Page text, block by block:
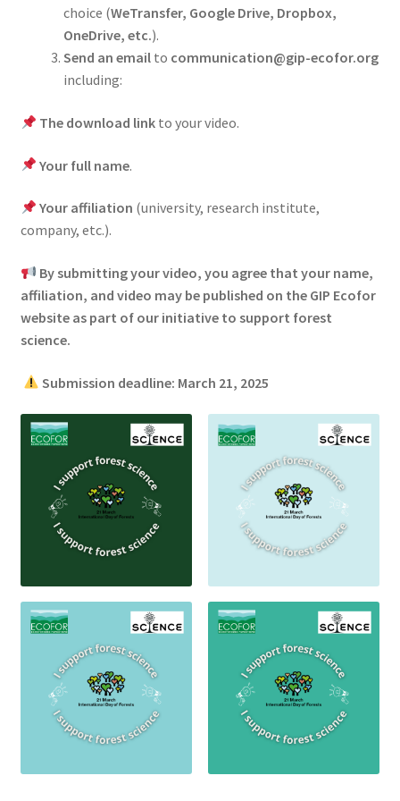
choice (WeTransfer, Google Drive, Dropbox,
OneDrive, etc.).
Send an emailto communication@gip-ecofor.org
including:
The download linkto your video.
Your full name.
Your affiliation (university, research institute,
company, etc.).
By submitting your video, you agree that your name,
affiliation, and video may be published on the GIP Ecofor
website as part of our initiative to support forest
science.
Submission deadline: March 21, 2025